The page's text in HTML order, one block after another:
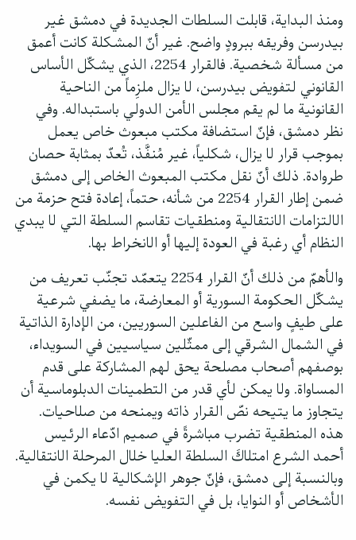
ومنذ البداية، قابلت السلطات الجديدة في دمشق غير
بيدرسن وفريقه ببرودٍ واضح. غير أنّ المشكلة كانت أعمق
من مسألة شخصية. فالقرار 2254، الذي يشكّل الأساس
القانوني لتفويض بيدرسن، لا يزال ملزِماً من الناحية
القانونية ما لم يقم مجلس الأمن الدولي باستبداله. وفي
نظر دمشق، فإنّ استضافة مكتب مبعوث خاص يعمل
بموجب قرار لا يزال، شكلياً، غير مُنفَّذ، تُعدّ بمثابة حصان
طروادة. ذلك أنّ نقل مكتب المبعوث الخاص إلى دمشق
ضمن إطار القرار 2254 من شأنه، حتماً، إعادة فتح حزمة من
الالتزامات الانتقالية ومنطقيات تقاسم السلطة التي لا يبدي
النظام أي رغبة في العودة إليها أو الانخراط بها.
والأهمّ من ذلك أنّ القرار 2254 يتعمّد تجنّب تعريف من
يشكّل الحكومة السورية أو المعارضة، ما يضفي شرعية
على طيفٍ واسع من الفاعلين السوريين، من الإدارة الذاتية
في الشمال الشرقي إلى ممثّلين سياسيين في السويداء،
بوصفهم أصحاب مصلحة يحق لهم المشاركة على قدم
المساواة. ولا يمكن لأي قدر من التطمينات الدبلوماسية أن
يتجاوز ما يتيحه نصّ القرار ذاته ويمنحه من صلاحيات.
هذه المنطقية تضرب مباشرةً في صميم ادّعاء الرئيس
أحمد الشرع امتلاكَ السلطة العليا خلال المرحلة الانتقالية.
وبالنسبة إلى دمشق، فإنّ جوهر الإشكالية لا يكمن في
الأشخاص أو النوايا، بل في التفويض نفسه.